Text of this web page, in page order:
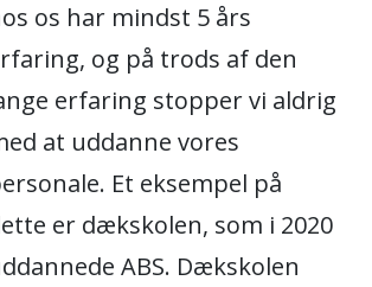
os har mindst 5 års
og på trods af den
erfaring stopper vi aldrig
at uddanne vores
Et eksempel på
er dækskolen, som i 2020
ABS. Dækskolen